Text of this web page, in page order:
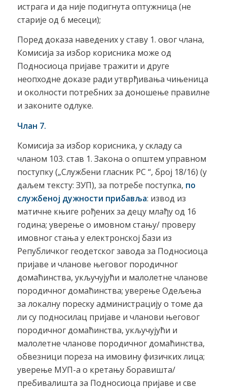
истрага и да није подигнута оптужница (не
старије од 6 месеци);
Поред доказа наведених у ставу 1. овог члана,
Комисија за избор корисника може од
Подносиоца пријаве тражити и друге
неопходне доказе ради утврђивања чињеница
и околности потребних за доношење правилне
и законите одлуке.
Члан 7.
Комисија за избор корисника, у складу са
чланом 103. став 1. Закона о општем управном
поступку („Службени гласник РС “, број 18/16) (у
даљем тексту: ЗУП), за потребе поступка, по
службеној дужности прибавља: извод из
матичне књиге рођених за децу млађу од 16
година; уверење о имовном стању/ проверу
имовног стања у електронској бази из
Републичког геодетског завода за Подносиоца
пријаве и чланове његовог породичног
домаћинства, укључујући и малолетне чланове
породичног домаћинства; уверење Одељења
за локалну пореску администрацију о томе да
ли су подносилац пријаве и чланови његовог
породичног домаћинства, укључујући и
малолетне чланове породичног домаћинства,
обвезници пореза на имовину физичких лица;
уверење МУП-а о кретању боравишта/
пребивалишта за Подносиоца пријаве и све